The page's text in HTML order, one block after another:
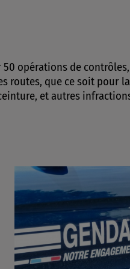
opérations de
routes, que ce soit pour
et autres